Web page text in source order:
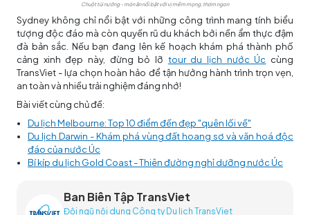
Chuột túi nướng - món ăn nổi bật với vị mềm mọng, thơm ngon
Sydney không chỉ nổi bật với những công trình mang tính biểu
tượng độc đáo mà còn quyến rũ du khách bởi nền ẩm thực đậm
đà bản sắc. Nếu bạn đang lên kế hoạch khám phá thành phố
cảng xinh đẹp này, đừng bỏ lỡ tour du lịch nước Úc cùng
TransViet - lựa chọn hoàn hảo để tận hưởng hành trình trọn vẹn,
an toàn và nhiều trải nghiệm đáng nhớ!
Bài viết cùng chủ đề:
Du lịch Melbourne: Top 10 điểm đến đẹp "quên lối về"
Du lịch Darwin - Khám phá vùng đất hoang sơ và văn hoá độc
đáo của nước Úc
Bí kíp du lịch Gold Coast - Thiên đường nghỉ dưỡng nước Úc
Ban Biên Tập TransViet
Đội ngũ nội dung Công ty Du lịch TransViet